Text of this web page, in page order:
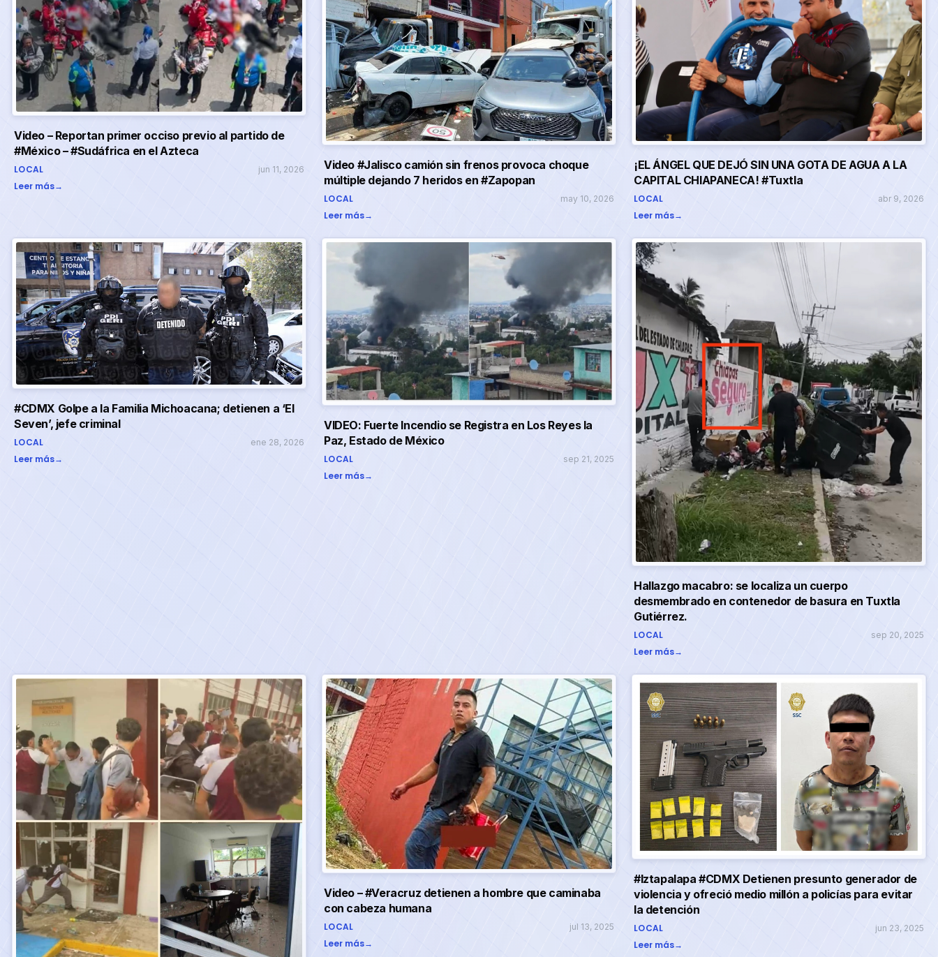
Video – Reportan primer occiso previo al partido de
#México – #Sudáfrica en el Azteca
LOCAL jun 11, 2026
Leer más→
Video #Jalisco camión sin frenos provoca choque
múltiple dejando 7 heridos en #Zapopan
LOCAL may 10, 2026
Leer más→
¡EL ÁNGEL QUE DEJÓ SIN UNA GOTA DE AGUA A LA
CAPITAL CHIAPANECA! #Tuxtla
LOCAL abr 9, 2026
Leer más→
#CDMX Golpe a la Familia Michoacana; detienen a ‘El
Seven’, jefe criminal
LOCAL ene 28, 2026
Leer más→
VIDEO: Fuerte Incendio se Registra en Los Reyes la
Paz, Estado de México
LOCAL sep 21, 2025
Leer más→
Hallazgo macabro: se localiza un cuerpo
desmembrado en contenedor de basura en Tuxtla
Gutiérrez.
LOCAL sep 20, 2025
Leer más→
Video – #Veracruz detienen a hombre que caminaba
con cabeza humana
LOCAL jul 13, 2025
Leer más→
#Iztapalapa #CDMX Detienen presunto generador de
violencia y ofreció medio millón a policías para evitar
la detención
LOCAL jun 23, 2025
Leer más→